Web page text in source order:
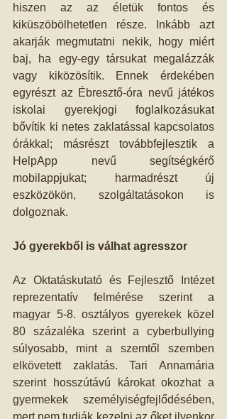
hiszen az az életük fontos és
kiküszöbölhetetlen része. Inkább azt
akarják megmutatni nekik, hogy miért
baj, ha egy-egy társukat megalázzák
vagy kiközösítik. Ennek érdekében
egyrészt az Ébresztő-óra nevű játékos
iskolai gyerekjogi foglalkozásukat
bővítik ki netes zaklatással kapcsolatos
órákkal; másrészt továbbfejlesztik a
HelpApp nevű segítségkérő
mobilappjukat; harmadrészt új
eszközökön, szolgáltatásokon is
dolgoznak.
Jó gyerekből is válhat agresszor
Az Oktatáskutató és Fejlesztő Intézet
reprezentatív felmérése szerint a
magyar 5-8. osztályos gyerekek közel
80 százaléka szerint a cyberbullying
súlyosabb, mint a szemtől szemben
elkövetett zaklatás. Tari Annamária
szerint hosszútávú károkat okozhat a
gyermekek személyiségfejlődésében,
mert nem tudják kezelni az őket ilyenkor